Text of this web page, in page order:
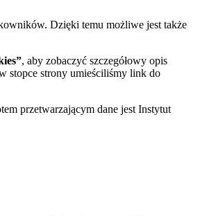
Dzięki temu możliwe jest także
, aby zobaczyć szczegółowy opis
stopce strony umieściliśmy link do
przetwarzającym dane jest Instytut